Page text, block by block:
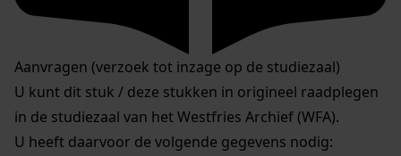
Aanvragen (verzoek tot inzage op de studiezaal)
U kunt dit stuk / deze stukken in origineel raadplegen
in de studiezaal van het Westfries Archief (WFA).
U heeft daarvoor de volgende gegevens nodig: